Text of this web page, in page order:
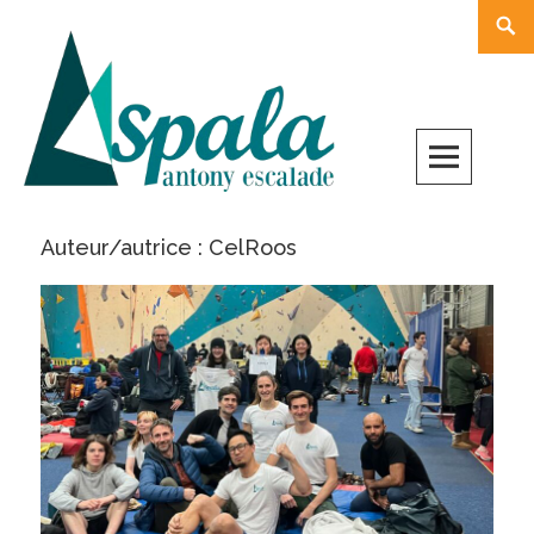
content
Auteur/autrice : CelRoos